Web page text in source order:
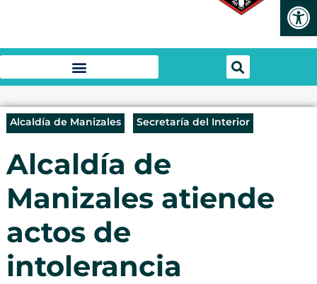
Alcaldía de Manizales Secretaría del Interior
Alcaldía de
Manizales atiende
actos de
intolerancia